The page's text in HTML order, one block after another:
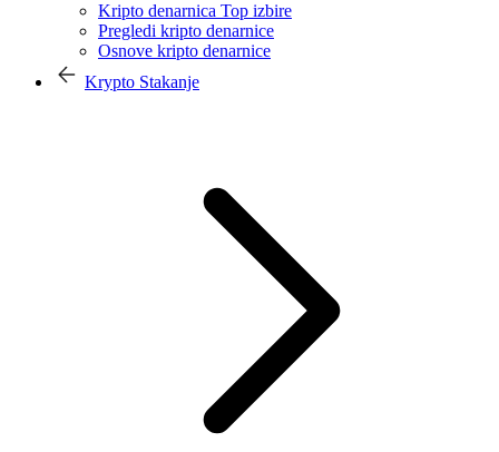
Kripto denarnica Top izbire
Pregledi kripto denarnice
Osnove kripto denarnice
Krypto Stakanje